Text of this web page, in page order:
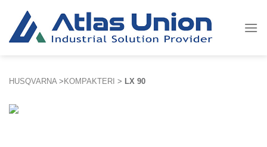
content
HUSQVARNA> KOMPAKTERI > LX 90